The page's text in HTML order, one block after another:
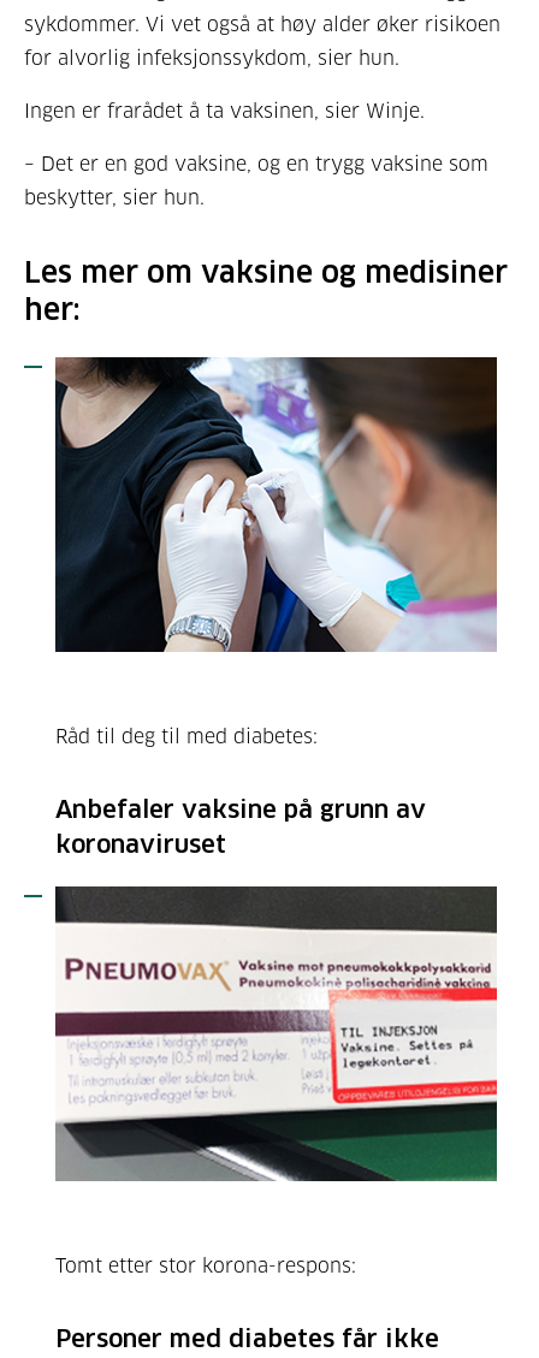
sykdommer. Vi vet også at høy alder øker risikoen
for alvorlig infeksjonssykdom, sier hun.
Ingen er frarådet å ta vaksinen, sier Winje.
– Det er en god vaksine, og en trygg vaksine som
beskytter, sier hun.
Les mer om vaksine og medisiner
her:
Råd til deg til med diabetes:
Anbefaler vaksine på grunn av
koronaviruset
Tomt etter stor korona-respons:
Personer med diabetes får ikke